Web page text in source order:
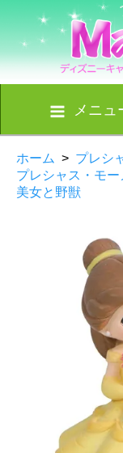
メニュ
ホーム > プレシ
プレシャス・モ
美女と野獣